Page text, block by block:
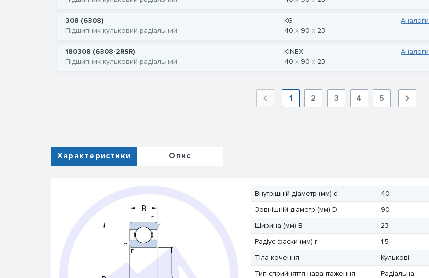
308 (6308)
Підшипник кульковий радіальний
KG
40
90 23
Аналоги
180308 (6308-2RSR)
Підшипник кульковий радіальний
KINEX
40
90 23
Аналоги
1 2 3 4 5
Характеристики Опис
Внутрішній діаметр (мм) d
40
Зовнішній діаметр (мм) D
90
Ширина (мм) B
23
Радіус фаски (мм) r
1,5
Тіла кочення
Кулькові
Тип сприйняття навантаження
Радіальна